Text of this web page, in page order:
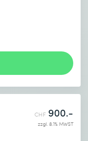
CHF 900.-
zzgl. 8.1% MWST